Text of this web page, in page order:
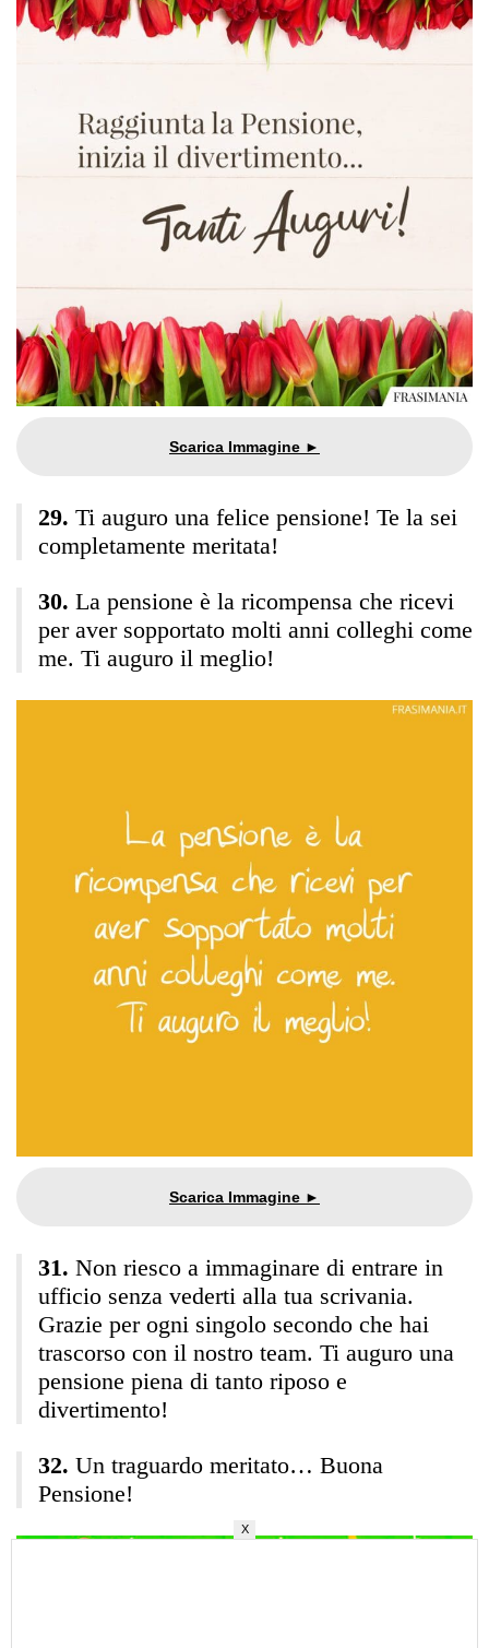
Ti auguro una felice pensione! Te la sei
completamente meritata!
La pensione è la ricompensa che ricevi
per aver sopportato molti anni colleghi come
me. Ti auguro il meglio!
Non riesco a immaginare di entrare in
ufficio senza vederti alla tua scrivania.
Grazie per ogni singolo secondo che hai
trascorso con il nostro team. Ti auguro una
pensione piena di tanto riposo e
divertimento!
Un traguardo meritato… Buona
Pensione!
X